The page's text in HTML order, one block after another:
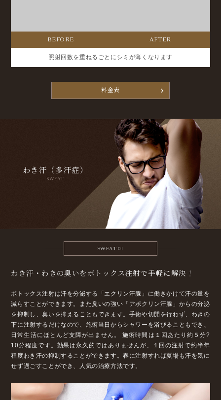
BEFORE AFTER
照射回数を重ねるごとにシミが薄くなります
料金表
わき汗（多汗症）
SWEAT
SWEAT 01
わき汗・わきの臭いを ボトックス注射で手軽に解決！
ボトックス注射は汗を分泌する「エクリン汗腺」に働きかけて汗の量を
減らすことができます。また臭いの強い「アポクリン汗腺」からの分泌
を抑制し、臭いを抑えることもできます。手術や切開を行わず、わきの
下に注射するだけなので、施術当日からシャワーを浴びることもでき、
日常生活にほとんど支障が出ません。
施術時間は１回あたり約５分?
10分程度です。効果は永久的ではありませんが、１回の注射で約半年
程度わき汗の抑制することができます。春に注射すれば夏場も汗を気に
せず過ごすことができ、人気の治療方法です。